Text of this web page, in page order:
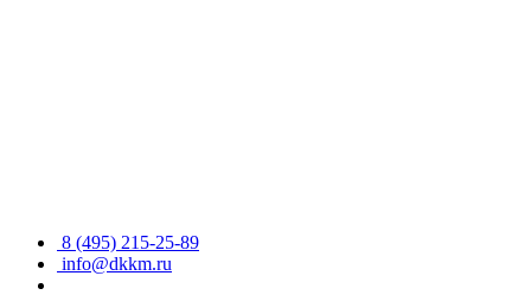
8 (495) 215-25-89
info@dkkm.ru